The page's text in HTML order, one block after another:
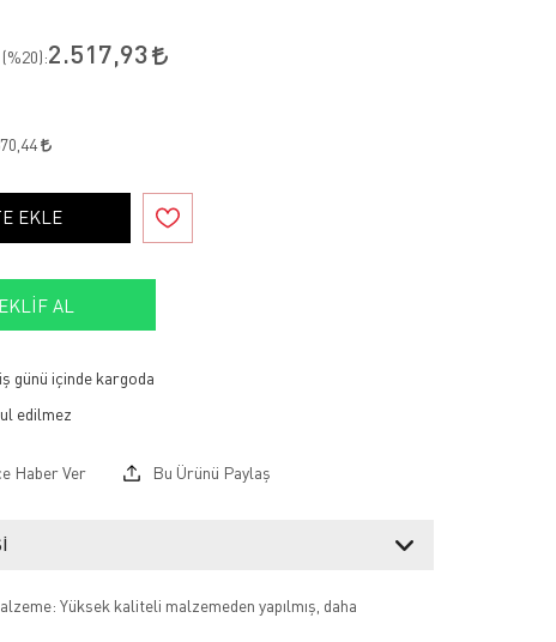
%20):2.517,93
EKLE
AL
günü içinde kargoda
Haber Ver Bu Ürünü Paylaş
Yüksek kaliteli malzemeden yapılmış, daha